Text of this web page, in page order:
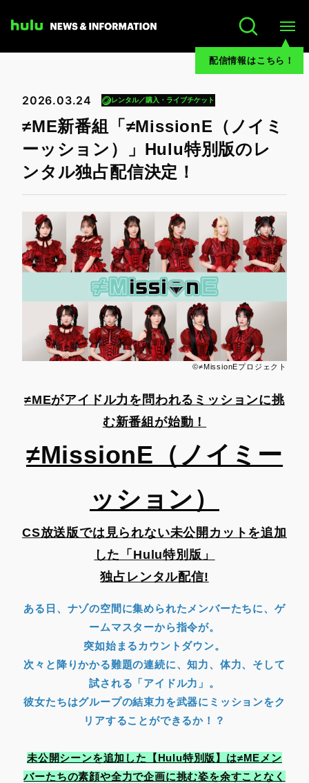
配信情報はこちら！
≠ME新番組「≠MissionE（ノイミ
ーッション）」Hulu特別版のレ
ンタル独占配信決定！
2026.03.24 レンタル／購入・ライブチケット
©≠MissionEプロジェクト
≠MEがアイドル力を問われるミッションに挑
む新番組が始動！
≠MissionE（ノイミー
ッション）
CS放送版では見られない未公開カットを追加
した「Hulu特別版」
独占レンタル配信!
ある日、ナゾの空間に集められたメンバーたちに、ゲ
ームマスターから指令が。
突如始まるカウントダウン。
次々と降りかかる難題の連続に、知力、体力、そして
試される「アイドル力」。
彼女たちはグループの結束力を武器にミッションをク
リアすることができるか！？
未公開シーンを追加した【Hulu特別版】は≠MEメン
バーたちの素顔や全力で企画に挑む姿を余すことなく